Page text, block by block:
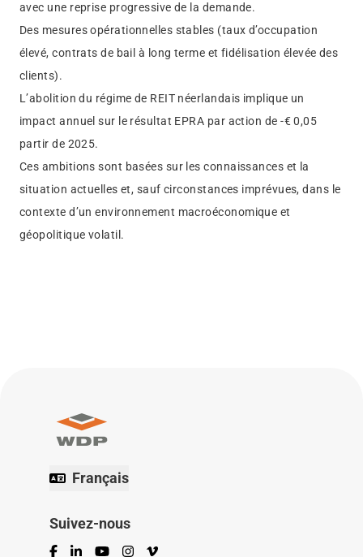
avec une reprise progressive de la demande.
Des mesures opérationnelles stables (taux d’occupation
élevé, contrats de bail à long terme et fidélisation élevée des
clients).
L’abolition du régime de REIT néerlandais implique un
impact annuel sur le résultat EPRA par action de -€ 0,05
partir de 2025.
Ces ambitions sont basées sur les connaissances et la
situation actuelles et, sauf circonstances imprévues, dans le
contexte d’un environnement macroéconomique et
géopolitique volatil.
Français
Suivez-nous